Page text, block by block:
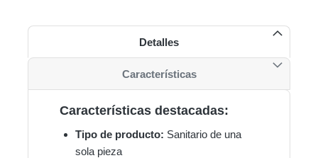
Detalles
Características destacadas:
Tipo de producto: Sanitario de una
sola pieza
Características